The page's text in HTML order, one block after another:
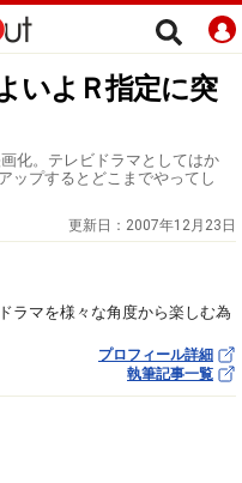
いよＲ指定に突
化。テレビドラマとしてはか
ップするとどこまでやってし
更新日： 2007年12月23日
ラマを様々な角度から楽しむ為
プロフィール詳細
執筆記事一覧